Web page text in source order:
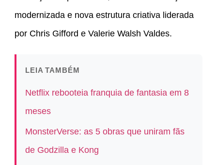
modernizada e nova estrutura criativa liderada
por Chris Gifford e Valerie Walsh Valdes.
LEIA TAMBÉM
Netflix rebooteia franquia de fantasia em 8
meses
MonsterVerse: as 5 obras que uniram fãs
de Godzilla e Kong